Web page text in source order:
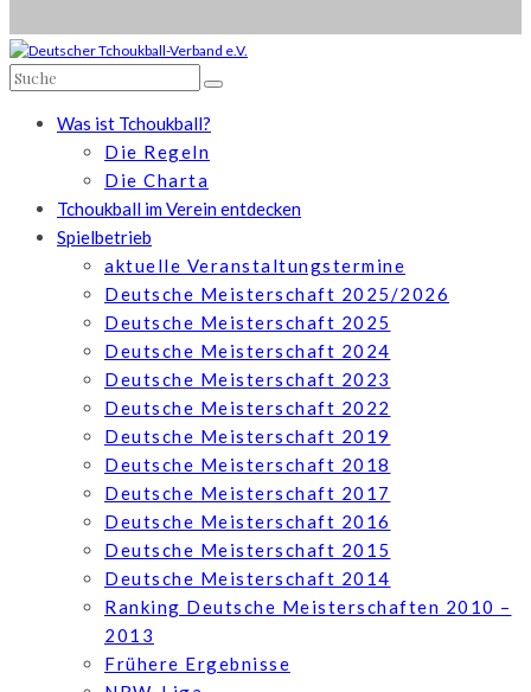
Was ist Tchoukball?
Die Regeln
Die Charta
Tchoukball im Verein entdecken
Spielbetrieb
aktuelle Veranstaltungstermine
Deutsche Meisterschaft 2025/2026
Deutsche Meisterschaft 2025
Deutsche Meisterschaft 2024
Deutsche Meisterschaft 2023
Deutsche Meisterschaft 2022
Deutsche Meisterschaft 2019
Deutsche Meisterschaft 2018
Deutsche Meisterschaft 2017
Deutsche Meisterschaft 2016
Deutsche Meisterschaft 2015
Deutsche Meisterschaft 2014
Ranking Deutsche Meisterschaften 2010 –
2013
Frühere Ergebnisse